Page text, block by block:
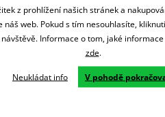
zuby pro delší životnost a jsou
z prohlížení našich stránek a
web. Pokud s tím nesouhlasíte,
Informace o tom, jaké
zde.
Neukládat info V pohodě